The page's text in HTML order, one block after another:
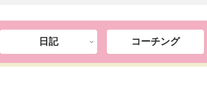
日記 コーチング